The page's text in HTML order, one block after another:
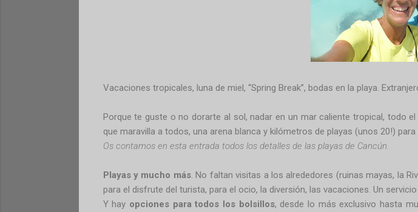
Vacaciones tropicales, luna de miel, “Spring Break”, bodas en la playa.
Porque te guste o no dorarte al sol, nadar en un mar caliente tropical, todo el
que maravilla a todos, una arena blanca y kilómetros de playas (unos 20!) para
Os contamos en esta entrada todos los detalles de las playas de Cancún.
Playas y mucho más. No faltan visitas a los alrededores (ruinas mayas, la
para el disfrute del turista, para el ocio, la diversión, las vacaciones. Un
Y hay opciones para todos los bolsillos, desde lo más exclusivo hasta